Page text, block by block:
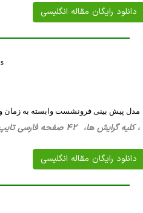
دانلود رایگان مقاله انگلیسی
مدل پیش بینی فرونشست وابسته به زمان و
، کلیه گرایش ها، 42 صفحه فارسی تایپ شده ، 1 مگا بایت WORD
دانلود رایگان مقاله انگلیسی